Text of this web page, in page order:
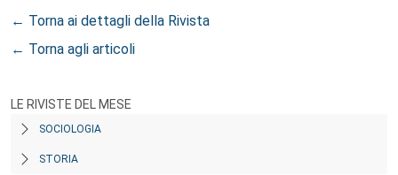
← Torna ai dettagli della Rivista
← Torna agli articoli
LE RIVISTE DEL MESE
SOCIOLOGIA
STORIA